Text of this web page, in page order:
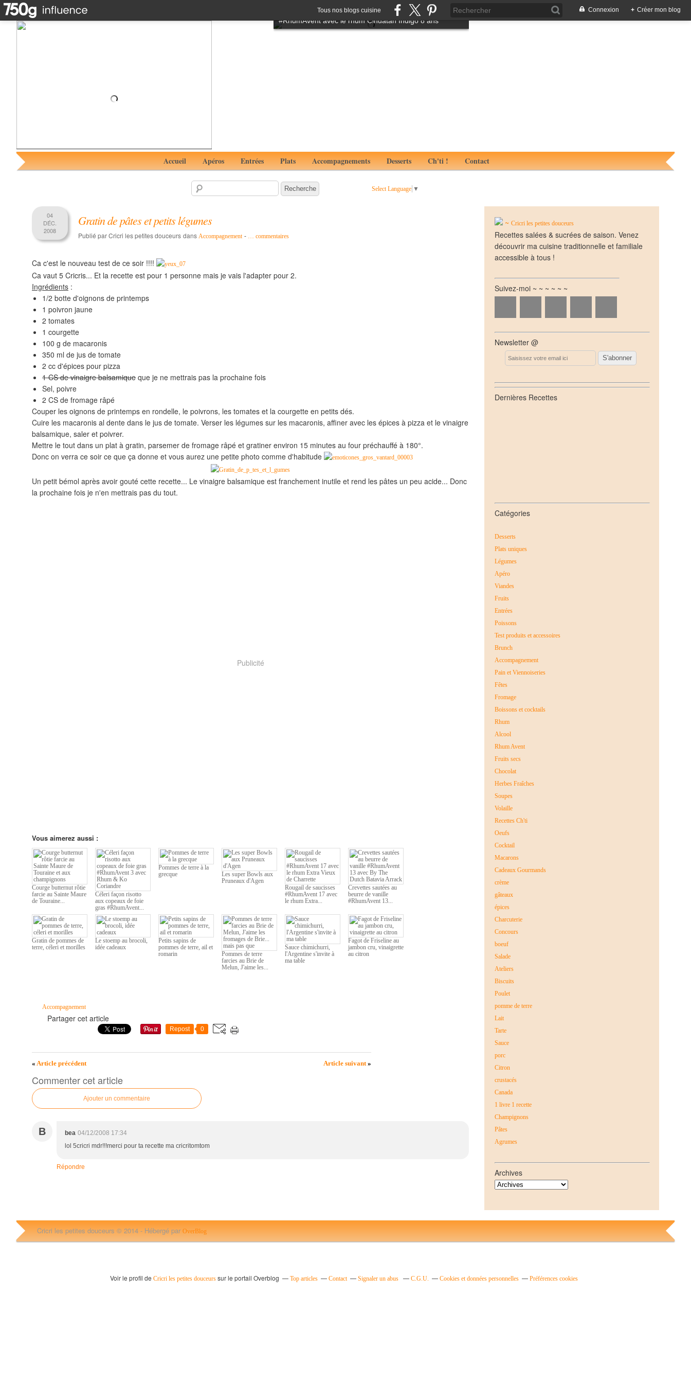
Tous nos blogs cuisine Connexion + Créer mon blog
Tartare de boeuf à l'italienne aux notes de truffes
#RhumAvent avec le rhum Cihuatan Indigo 8 ans
Accueil Apéros Entrées Plats Accompagnements Desserts Ch'ti ! Contact
Select Language ▼
04
DÉC.
2008
Gratin de pâtes et petits légumes
Publié par Cricri les petites douceurs dans Accompagnement - … commentaires
Ca c'est le nouveau test de ce soir !!!!
Ca vaut 5 Cricris... Et la recette est pour 1 personne mais je vais l'adapter pour 2.
Ingrédients :
1/2 botte d'oignons de printemps
1 poivron jaune
2 tomates
1 courgette
100 g de macaronis
350 ml de jus de tomate
2 cc d'épices pour pizza
1 CS de vinaigre balsamique que je ne mettrais pas la prochaine fois
Sel, poivre
2 CS de fromage râpé
Couper les oignons de printemps en rondelle, le poivrons, les tomates et la courgette en petits dés.
Cuire les macaronis al dente dans le jus de tomate. Verser les légumes sur les macaronis, affiner avec les épices à pizza et le vinaigre
balsamique, saler et poivrer.
Mettre le tout dans un plat à gratin, parsemer de fromage râpé et gratiner environ 15 minutes au four préchauffé à 180°.
Donc on verra ce soir ce que ça donne et vous aurez une petite photo comme d'habitude
Un petit bémol après avoir gouté cette recette... Le vinaigre balsamique est franchement inutile et rend les pâtes un peu acide... Donc
la prochaine fois je n'en mettrais pas du tout.
Publicité
Vous aimerez aussi :
Courge butternut rôtie
farcie au Sainte Maure
de Touraine...
Céleri façon risotto
aux copeaux de foie
gras #RhumAvent...
Pommes de terre à la
grecque
Les super Bowls aux
Pruneaux d'Agen
Rougail de saucisses
#RhumAvent 17 avec
le rhum Extra...
Crevettes sautées au
beurre de vanille
#RhumAvent 13...
Gratin de pommes de
terre, céleri et morilles
Le stoemp au brocoli,
idée cadeaux
Petits sapins de
pommes de terre, ail et
romarin
Pommes de terre
farcies au Brie de
Melun, J'aime les...
Sauce chimichurri,
l'Argentine s'invite à
ma table
Fagot de Friseline au
jambon cru, vinaigrette
au citron
Accompagnement
Partager cet article
Repost 0
« Article précédent Article suivant»
Commenter cet article
Ajouter un commentaire
B bea 04/12/2008 17:34
lol 5cricri mdr!!!merci pour ta recette ma cricritomtom
Répondre
~ Cricri les petites douceurs
Recettes salées & sucrées de saison. Venez
découvrir ma cuisine traditionnelle et familiale
accessible à tous !
Suivez-moi ~ ~ ~ ~ ~ ~
Newsletter @
Email
Dernières Recettes
Catégories
Desserts
Plats uniques
Légumes
Apéro
Viandes
Fruits
Entrées
Poissons
Test produits et accessoires
Brunch
Accompagnement
Pain et Viennoiseries
Fêtes
Fromage
Boissons et cocktails
Rhum
Alcool
Rhum Avent
Fruits secs
Chocolat
Herbes Fraîches
Soupes
Volaille
Recettes Ch'ti
Oeufs
Cocktail
Macarons
Cadeaux Gourmands
crème
gâteaux
épices
Charcuterie
Concours
boeuf
Salade
Ateliers
Biscuits
Poulet
pomme de terre
Lait
Tarte
Sauce
porc
Citron
crustacés
Canada
1 livre 1 recette
Champignons
Pâtes
Agrumes
Archives
Cricri les petites douceurs © 2014 - Hébergé par OverBlog
Voir le profil de Cricri les petites douceurs sur le portail Overblog Top articles Contact Signaler un abus C.G.U. Cookies et données personnelles Préférences cookies